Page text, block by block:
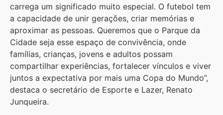
carrega um significado muito especial. O futebol tem
a capacidade de unir gerações, criar memórias e
aproximar as pessoas. Queremos que o Parque da
Cidade seja esse espaço de convivência, onde
famílias, crianças, jovens e adultos possam
compartilhar experiências, fortalecer vínculos e viver
juntos a expectativa por mais uma Copa do Mundo”,
destaca o secretário de Esporte e Lazer, Renato
Junqueira.